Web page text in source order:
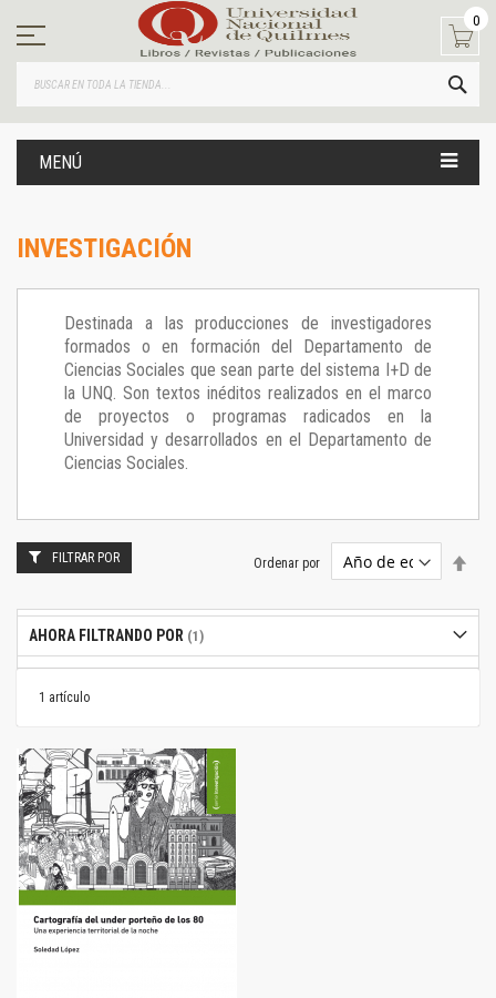
contenido
0
MENÚ
INVESTIGACIÓN
Destinada a las producciones de investigadores
formados o en formación del Departamento de
Ciencias Sociales que sean parte del sistema I+D de
la UNQ. Son textos inéditos realizados en el marco
de proyectos o programas radicados en la
Universidad y desarrollados en el Departamento de
Ciencias Sociales.
1 artículo
Ordenar por
FILTRAR POR
AHORA FILTRANDO POR